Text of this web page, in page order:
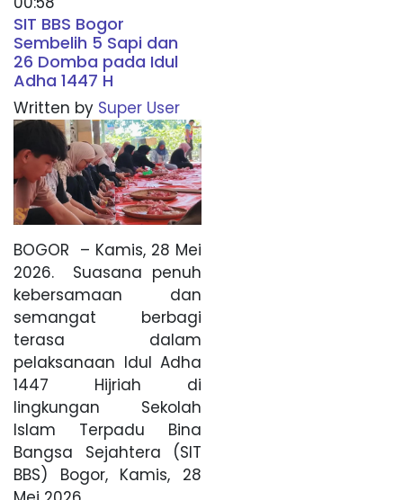
SIT BBS Bogor
Sembelih 5 Sapi dan
26 Domba pada Idul
Adha 1447 H
Written by Super User
BOGOR – Kamis, 28 Mei
2026. Suasana penuh
kebersamaan dan
semangat berbagi
terasa dalam
pelaksanaan Idul Adha
1447 Hijriah di
lingkungan Sekolah
Islam Terpadu Bina
Bangsa Sejahtera (SIT
BBS) Bogor, Kamis, 28